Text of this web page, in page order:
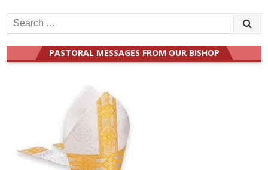
Search
for:
PASTORAL MESSAGES FROM OUR BISHOP